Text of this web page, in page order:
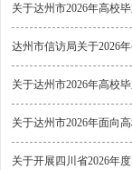
关于达州市2026年高校
达州市信访局关于2026
关于达州市2026年高校
关于达州市2026年面向
关于开展四川省2026年